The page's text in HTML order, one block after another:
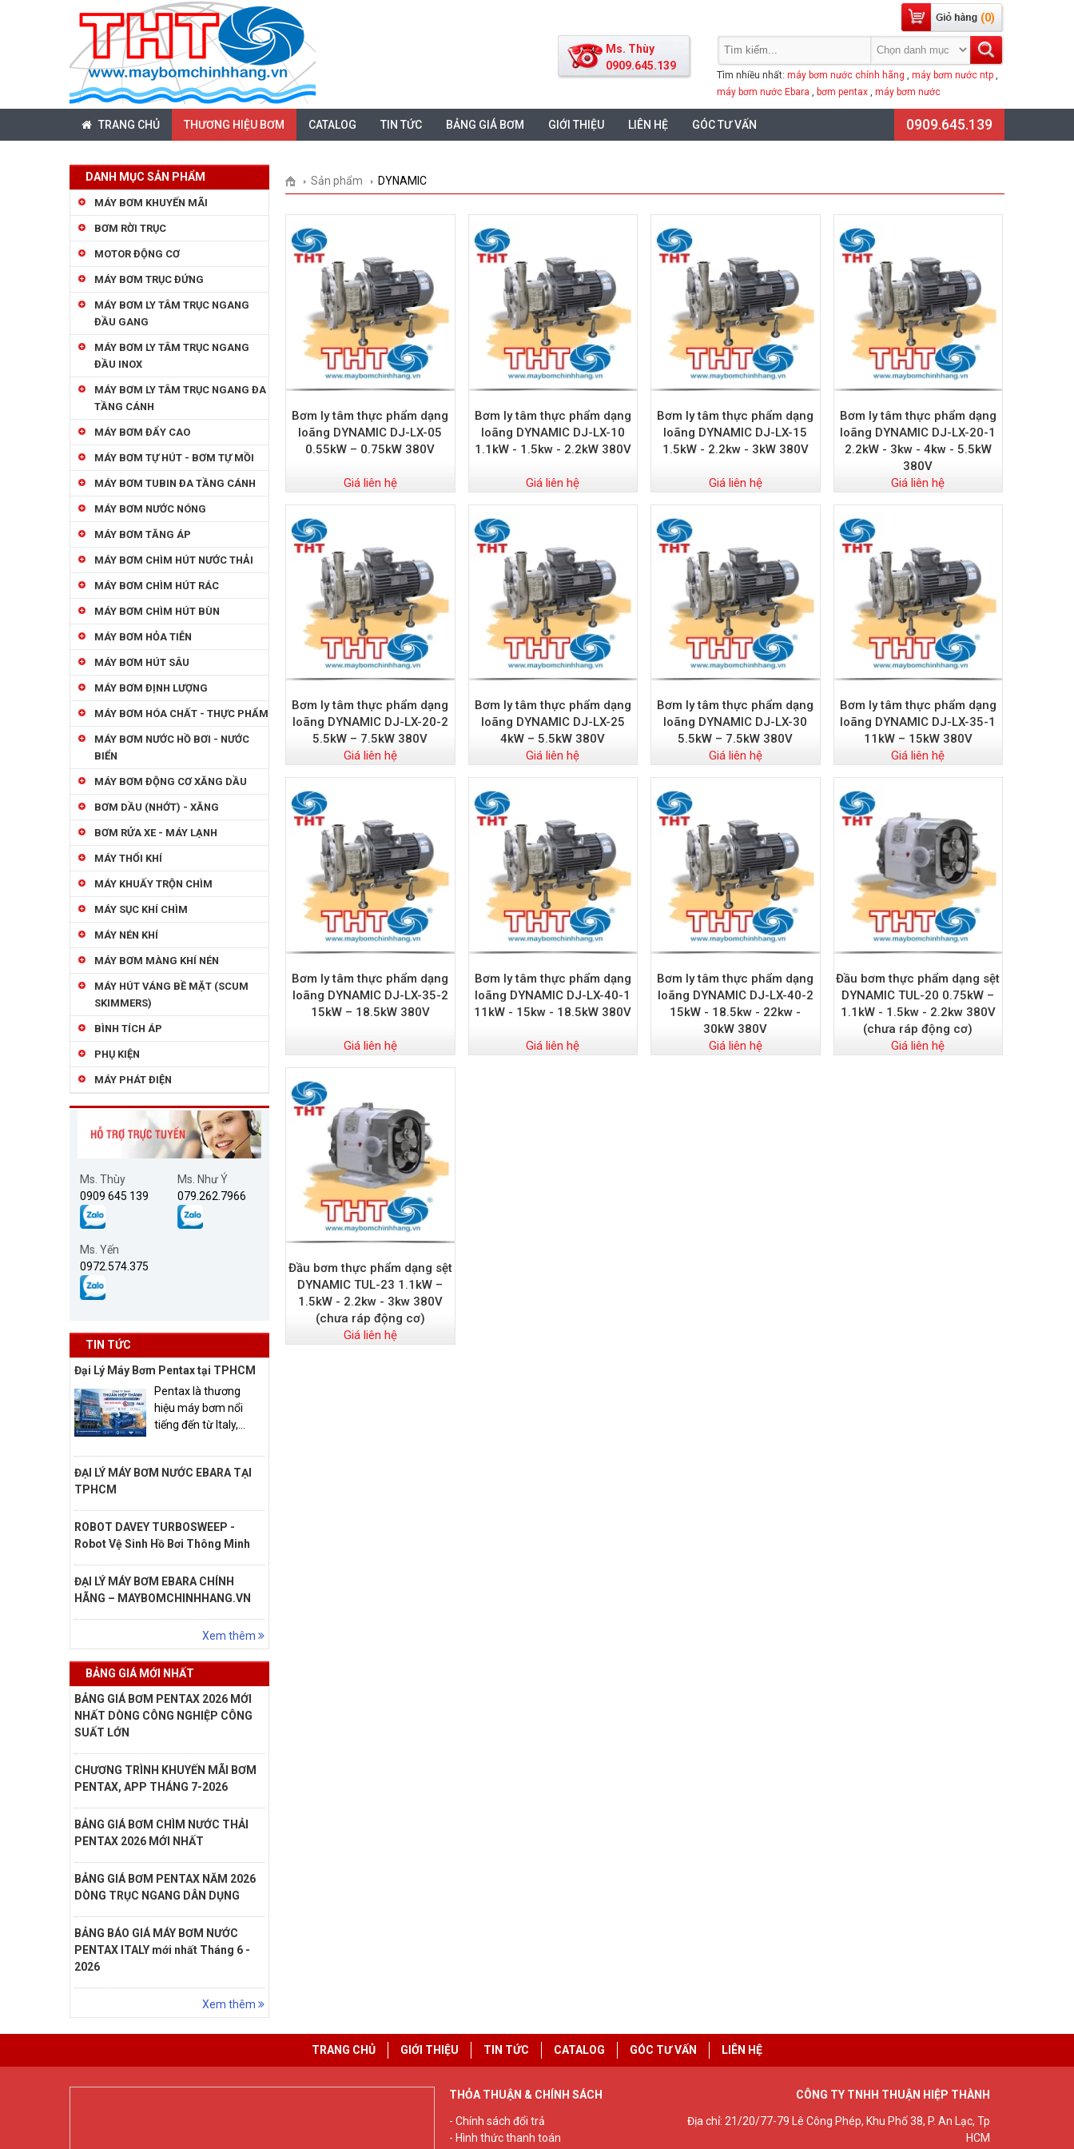
(0)
Tìm nhiều nhất: máy bơm nước chính hãng , máy bơm nước ntp ,
máy bơm nước Ebara , bơm pentax , máy bơm nước
Ms. Thùy
0909.645.139
TRANG CHỦ THƯƠNG HIỆU BƠM CATALOG TIN TỨC BẢNG GIÁ BƠM GIỚI THIỆU LIÊN HỆ GÓC TƯ VẤN 0909.645.139
DANH MỤC SẢN PHẨM
MÁY BƠM KHUYẾN MÃI
BƠM RỜI TRỤC
MOTOR ĐỘNG CƠ
MÁY BƠM TRỤC ĐỨNG
MÁY BƠM LY TÂM TRỤC NGANG
ĐẦU GANG
MÁY BƠM LY TÂM TRỤC NGANG
ĐẦU INOX
MÁY BƠM LY TÂM TRỤC NGANG ĐA
TẦNG CÁNH
MÁY BƠM ĐẨY CAO
MÁY BƠM TỰ HÚT - BƠM TỰ MỒI
MÁY BƠM TUBIN ĐA TẦNG CÁNH
MÁY BƠM NƯỚC NÓNG
MÁY BƠM TĂNG ÁP
MÁY BƠM CHÌM HÚT NƯỚC THẢI
MÁY BƠM CHÌM HÚT RÁC
MÁY BƠM CHÌM HÚT BÙN
MÁY BƠM HỎA TIỄN
MÁY BƠM HÚT SÂU
MÁY BƠM ĐỊNH LƯỢNG
MÁY BƠM HÓA CHẤT - THỰC PHẨM
MÁY BƠM NƯỚC HỒ BƠI - NƯỚC
BIỂN
MÁY BƠM ĐỘNG CƠ XĂNG DẦU
BƠM DẦU (NHỚT) - XĂNG
BƠM RỬA XE - MÁY LẠNH
MÁY THỔI KHÍ
MÁY KHUẤY TRỘN CHÌM
MÁY SỤC KHÍ CHÌM
MÁY NÉN KHÍ
MÁY BƠM MÀNG KHÍ NÉN
MÁY HÚT VÁNG BỀ MẶT (SCUM
SKIMMERS)
BÌNH TÍCH ÁP
PHỤ KIỆN
MÁY PHÁT ĐIỆN
Ms. Thùy
0909 645 139
Ms. Như Ý
079.262.7966
Ms. Yến
0972.574.375
TIN TỨC
Đại Lý Máy Bơm Pentax tại TPHCM
Pentax là thương
hiệu máy bơm nổi
tiếng đến từ Italy,...
ĐẠI LÝ MÁY BƠM NƯỚC EBARA TẠI
TPHCM
ROBOT DAVEY TURBOSWEEP -
Robot Vệ Sinh Hồ Bơi Thông Minh
ĐẠI LÝ MÁY BƠM EBARA CHÍNH
HÃNG – MAYBOMCHINHHANG.VN
Xem thêm
BẢNG GIÁ MỚI NHẤT
BẢNG GIÁ BƠM PENTAX 2026 MỚI
NHẤT DÒNG CÔNG NGHIỆP CÔNG
SUẤT LỚN
CHƯƠNG TRÌNH KHUYẾN MÃI BƠM
PENTAX, APP THÁNG 7-2026
BẢNG GIÁ BƠM CHÌM NƯỚC THẢI
PENTAX 2026 MỚI NHẤT
BẢNG GIÁ BƠM PENTAX NĂM 2026
DÒNG TRỤC NGANG DÂN DỤNG
BẢNG BÁO GIÁ MÁY BƠM NƯỚC
PENTAX ITALY mới nhất Tháng 6 -
2026
Xem thêm
Sản phẩm DYNAMIC
Bơm ly tâm thực phẩm dạng
loãng DYNAMIC DJ-LX-05
0.55kW – 0.75kW 380V
Giá liên hệ
Bơm ly tâm thực phẩm dạng
loãng DYNAMIC DJ-LX-10
1.1kW - 1.5kw - 2.2kW 380V
Giá liên hệ
Bơm ly tâm thực phẩm dạng
loãng DYNAMIC DJ-LX-15
1.5kW - 2.2kw - 3kW 380V
Giá liên hệ
Bơm ly tâm thực phẩm dạng
loãng DYNAMIC DJ-LX-20-1
2.2kW - 3kw - 4kw - 5.5kW
380V
Giá liên hệ
Bơm ly tâm thực phẩm dạng
loãng DYNAMIC DJ-LX-20-2
5.5kW – 7.5kW 380V
Giá liên hệ
Bơm ly tâm thực phẩm dạng
loãng DYNAMIC DJ-LX-25
4kW – 5.5kW 380V
Giá liên hệ
Bơm ly tâm thực phẩm dạng
loãng DYNAMIC DJ-LX-30
5.5kW – 7.5kW 380V
Giá liên hệ
Bơm ly tâm thực phẩm dạng
loãng DYNAMIC DJ-LX-35-1
11kW – 15kW 380V
Giá liên hệ
Bơm ly tâm thực phẩm dạng
loãng DYNAMIC DJ-LX-35-2
15kW – 18.5kW 380V
Giá liên hệ
Bơm ly tâm thực phẩm dạng
loãng DYNAMIC DJ-LX-40-1
11kW - 15kw - 18.5kW 380V
Giá liên hệ
Bơm ly tâm thực phẩm dạng
loãng DYNAMIC DJ-LX-40-2
15kW - 18.5kw - 22kw -
30kW 380V
Giá liên hệ
Đầu bơm thực phẩm dạng sệt
DYNAMIC TUL-20 0.75kW –
1.1kW - 1.5kw - 2.2kw 380V
(chưa ráp động cơ)
Giá liên hệ
Đầu bơm thực phẩm dạng sệt
DYNAMIC TUL-23 1.1kW –
1.5kW - 2.2kw - 3kw 380V
(chưa ráp động cơ)
Giá liên hệ
TRANG CHỦ GIỚI THIỆU TIN TỨC CATALOG GÓC TƯ VẤN LIÊN HỆ
THỎA THUẬN & CHÍNH SÁCH
- Chính sách đổi trả
- Hình thức thanh toán
CÔNG TY TNHH THUẬN HIỆP THÀNH
Địa chỉ: 21/20/77-79 Lê Công Phép, Khu Phố 38, P. An Lạc, Tp
HCM